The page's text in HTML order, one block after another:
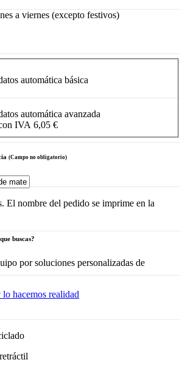
a viernes (excepto festivos)
automática básica
automática avanzada
€ | con IVA 6,05 €
(Campo no obligatorio)
El nombre del pedido se imprime en la
buscas?
por soluciones personalizadas de
hacemos realidad